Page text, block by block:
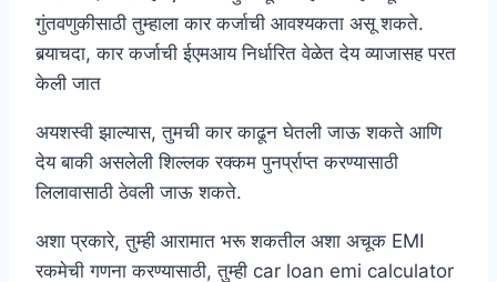
गुंतवणुकीसाठी तुम्हाला कार कर्जाची आवश्यकता असू शकते.
बर्‍याचदा, कार कर्जाची ईएमआय निर्धारित वेळेत देय व्याजासह परत
केली जात
अयशस्वी झाल्यास, तुमची कार काढून घेतली जाऊ शकते आणि
देय बाकी असलेली शिल्लक रक्कम पुनर्प्राप्त करण्यासाठी
लिलावासाठी ठेवली जाऊ शकते.
अशा प्रकारे, तुम्ही आरामात भरू शकतील अशा अचूक EMI
रकमेची गणना करण्यासाठी, तुम्ही car loan emi calculator